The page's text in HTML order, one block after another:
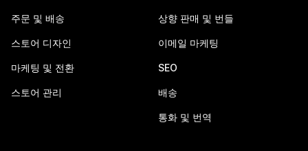
주문 및 배송
스토어 디자인
마케팅 및 전환
스토어 관리
상향 판매 및 번들
이메일 마케팅
SEO
배송
통화 및 번역